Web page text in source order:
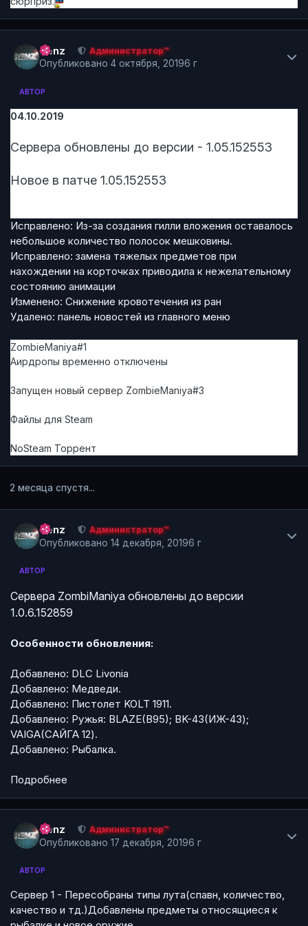
Renz Администратор™
Опубликовано 4 октября, 20196 г
АВТОР
04.10.2019
Сервера обновлены до версии - 1.05.152553
Новое в патче 1.05.152553
Исправлено: Из-за создания гилли вложения оставалось
небольшое количество полосок мешковины.
Исправлено: замена тяжелых предметов при
нахождении на корточках приводила к нежелательному
состоянию анимации
Изменено: Снижение кровотечения из ран
Удалено: панель новостей из главного меню
ZombieManiya#1
Аирдропы временно отключены
Запущен новый сервер ZombieManiya#3
Файлы для Steam
NoSteam Торрент
2 месяца спустя...
Renz Администратор™
Опубликовано 14 декабря, 20196 г
АВТОР
Сервера ZombiManiya обновлены до версии
1.0.6.152859
Особенности обновления:
Добавлено: DLC Livonia
Добавлено: Медведи.
Добавлено: Пистолет KOLT 1911.
Добавлено: Ружья: BLAZE(B95); BK-43(ИЖ-43);
VAIGA(CАЙГА 12).
Добавлено: Рыбалка.
Подробнее
Renz Администратор™
Опубликовано 17 декабря, 20196 г
АВТОР
Сервер 1 - Пересобраны типы лута(спавн, количество,
качество и тд.)Добавлены предметы относящиеся к